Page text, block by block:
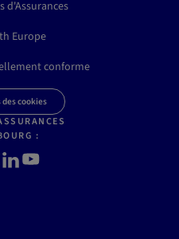
d'Assurances
Europe
conforme
cookies
:
LinkedInYoutube